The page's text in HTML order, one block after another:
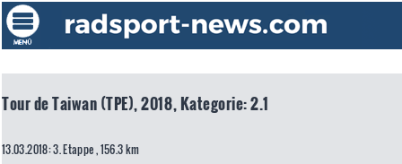
Tour de Taiwan (TPE), 2018, Kategorie: 2.1
13.03.2018: 3. Etappe , 156.3 km